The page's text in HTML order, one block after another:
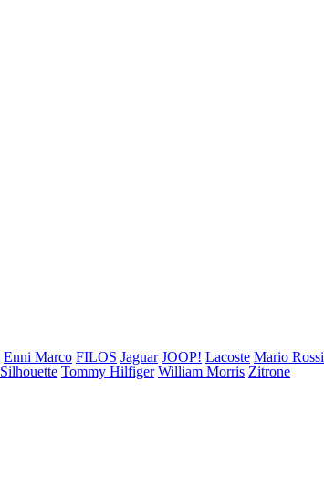
Enni Marco FILOS Jaguar JOOP! Lacoste Mario Rossi
Silhouette Tommy Hilfiger William Morris Zitrone